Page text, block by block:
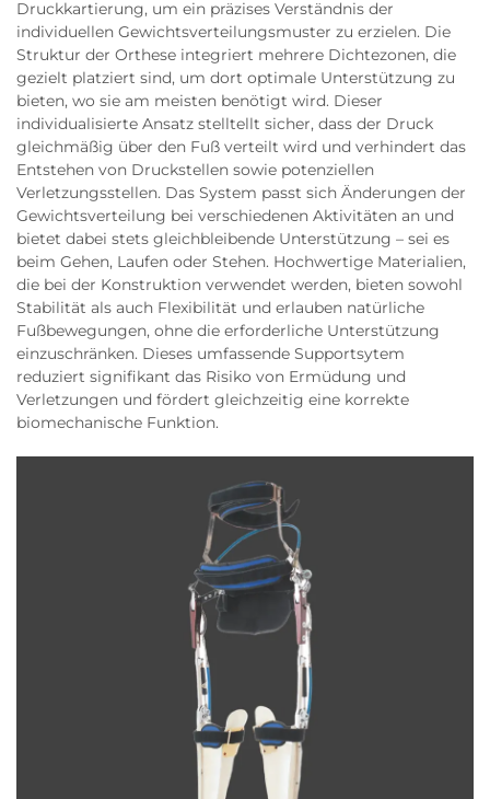
Druckkartierung, um ein präzises Verständnis der
individuellen Gewichtsverteilungsmuster zu erzielen. Die
Struktur der Orthese integriert mehrere Dichtezonen, die
gezielt platziert sind, um dort optimale Unterstützung zu
bieten, wo sie am meisten benötigt wird. Dieser
individualisierte Ansatz stelltellt sicher, dass der Druck
gleichmäßig über den Fuß verteilt wird und verhindert das
Entstehen von Druckstellen sowie potenziellen
Verletzungsstellen. Das System passt sich Änderungen der
Gewichtsverteilung bei verschiedenen Aktivitäten an und
bietet dabei stets gleichbleibende Unterstützung – sei es
beim Gehen, Laufen oder Stehen. Hochwertige Materialien,
die bei der Konstruktion verwendet werden, bieten sowohl
Stabilität als auch Flexibilität und erlauben natürliche
Fußbewegungen, ohne die erforderliche Unterstützung
einzuschränken. Dieses umfassende Supportsytem
reduziert signifikant das Risiko von Ermüdung und
Verletzungen und fördert gleichzeitig eine korrekte
biomechanische Funktion.